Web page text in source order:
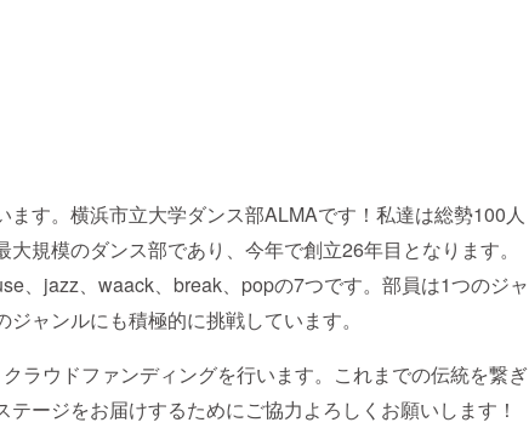
ます。横浜市立大学ダンス部ALMAです！私達は総勢100人
規模のダンス部であり、今年で創立26年目となります。
、jazz、waack、break、popの7つです。部員は1つのジャ
ャンルにも積極的に挑戦しています。
ラウドファンディングを行います。これまでの伝統を繋ぎ
ージをお届けするためにご協力よろしくお願いします！